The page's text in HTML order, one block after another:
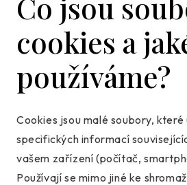
cookies a
používáme?
Cookies jsou malé soubory, které
specifických informací
vašem zařízení (počítač,
Používají se mimo jiné ke